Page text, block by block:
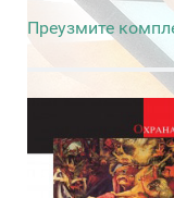
Преузмите